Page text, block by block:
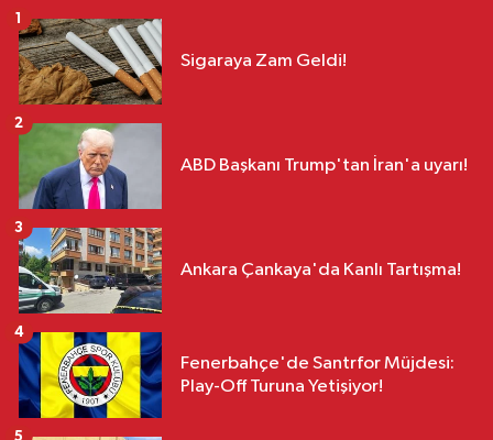
Sigaraya Zam Geldi!
1
ABD Başkanı Trump'tan İran'a uyarı!
2
Ankara Çankaya'da Kanlı Tartışma!
3
Fenerbahçe'de Santrfor Müjdesi:
Play-Off Turuna Yetişiyor!
4
5